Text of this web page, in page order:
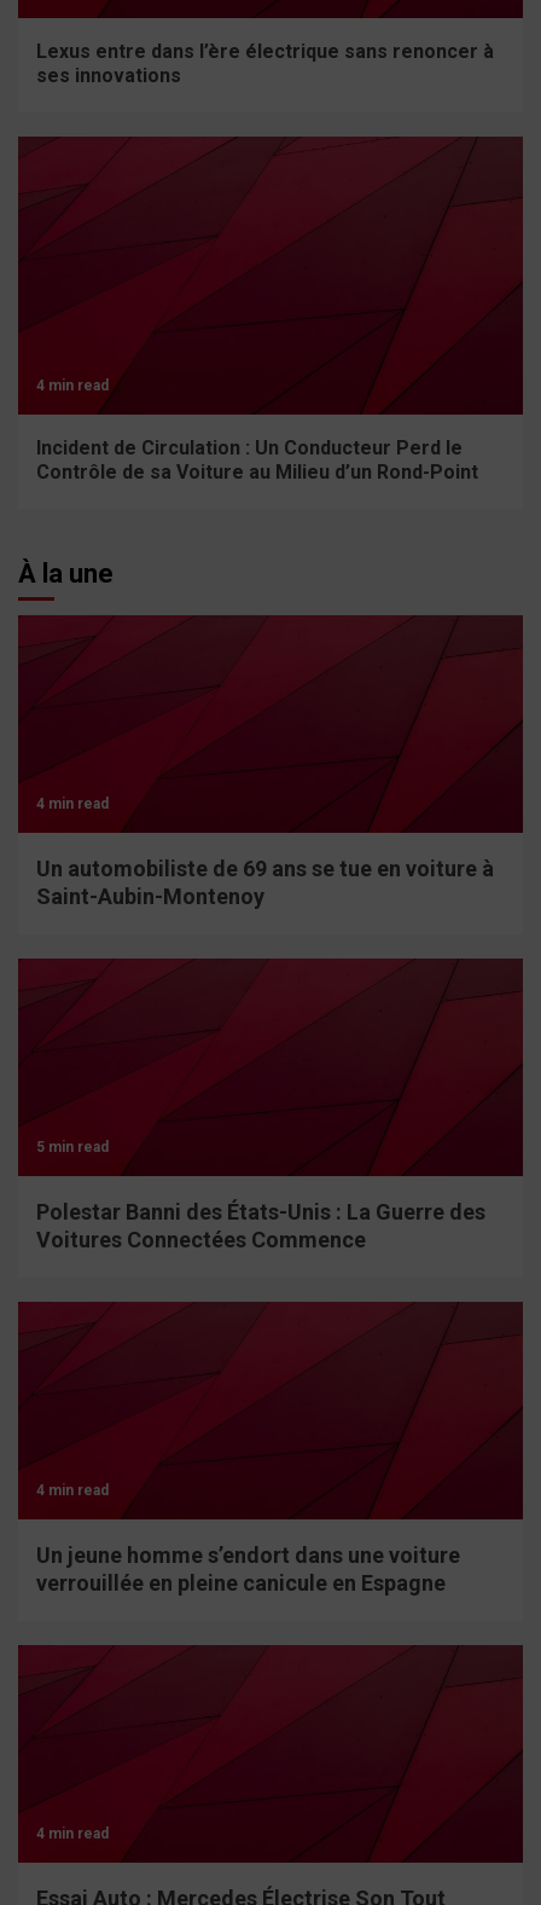
Lexus entre dans l’ère électrique sans renoncer à
ses innovations
4 min read
Incident de Circulation : Un Conducteur Perd le
Contrôle de sa Voiture au Milieu d’un Rond-Point
À la une
4 min read
Un automobiliste de 69 ans se tue en voiture à
Saint-Aubin-Montenoy
5 min read
Polestar Banni des États-Unis : La Guerre des
Voitures Connectées Commence
4 min read
Un jeune homme s’endort dans une voiture
verrouillée en pleine canicule en Espagne
4 min read
Essai Auto : Mercedes Électrise Son Tout